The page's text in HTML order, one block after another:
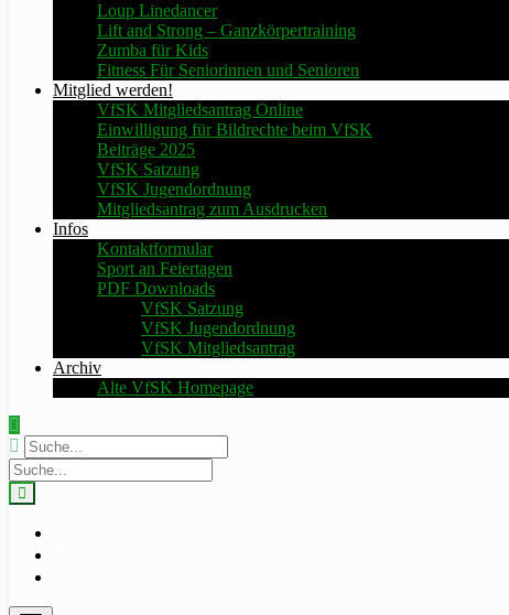
Loup Linedancer
Lift and Strong – Ganzkörpertraining
Zumba für Kids
Fitness Für Seniorinnen und Senioren
Mitglied werden!
VfSK Mitgliedsantrag Online
Einwilligung für Bildrechte beim VfSK
Beiträge 2025
VfSK Satzung
VfSK Jugendordnung
Mitgliedsantrag zum Ausdrucken
Infos
Kontaktformular
Sport an Feiertagen
PDF Downloads
VfSK Satzung
VfSK Jugendordnung
VfSK Mitgliedsantrag
Archiv
Alte VfSK Homepage